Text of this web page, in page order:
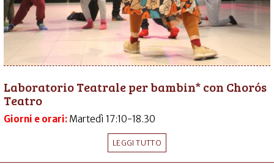
Laboratorio Teatrale per bambin* con Chorós
Teatro
Giorni e orari: Martedì 17:10-18.30
LEGGI TUTTO